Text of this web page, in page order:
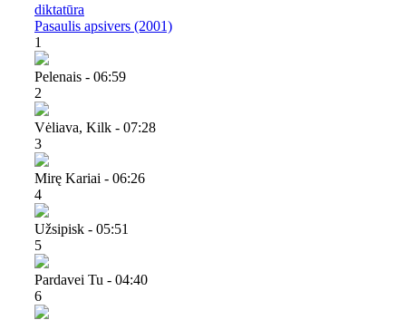
diktatūra
Pasaulis apsivers (2001)
1
Pelenais - 06:59
2
Vėliava, Kilk - 07:28
3
Mirę Kariai - 06:26
4
Užsipisk - 05:51
5
Pardavei Tu - 04:40
6